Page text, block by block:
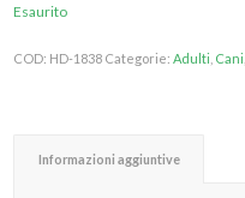
Esaurito
COD: HD-1838 Categorie:Adulti Cani
Informazioni aggiuntive